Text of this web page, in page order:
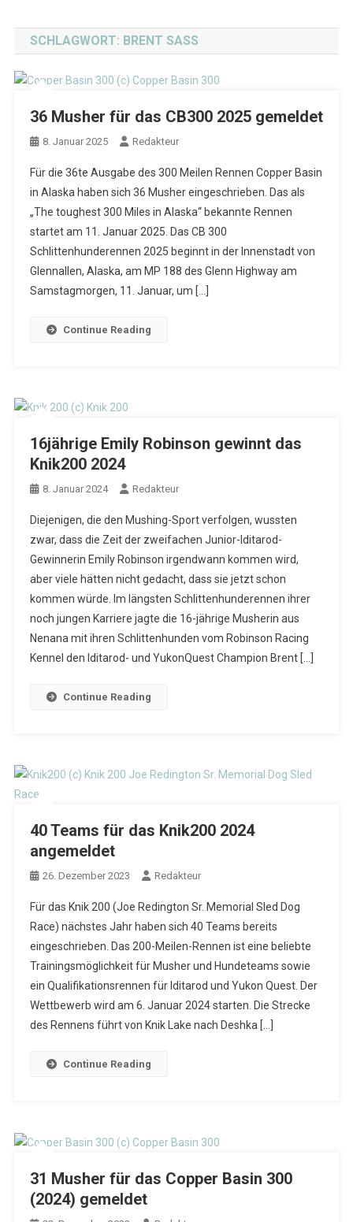
SCHLAGWORT: BRENT SASS
36 Musher für das CB300 2025 gemeldet
8. Januar 2025 Redakteur
Für die 36te Ausgabe des 300 Meilen Rennen Copper Basin
in Alaska haben sich 36 Musher eingeschrieben. Das als
„The toughest 300 Miles in Alaska“ bekannte Rennen
startet am 11. Januar 2025. Das CB 300
Schlittenhunderennen 2025 beginnt in der Innenstadt von
Glennallen, Alaska, am MP 188 des Glenn Highway am
Samstagmorgen, 11. Januar, um […]
Continue Reading
16jährige Emily Robinson gewinnt das
Knik200 2024
8. Januar 2024 Redakteur
Diejenigen, die den Mushing-Sport verfolgen, wussten
zwar, dass die Zeit der zweifachen Junior-Iditarod-
Gewinnerin Emily Robinson irgendwann kommen wird,
aber viele hätten nicht gedacht, dass sie jetzt schon
kommen würde. Im längsten Schlittenhunderennen ihrer
noch jungen Karriere jagte die 16-jährige Musherin aus
Nenana mit ihren Schlittenhunden vom Robinson Racing
Kennel den Iditarod- und YukonQuest Champion Brent […]
Continue Reading
40 Teams für das Knik200 2024
angemeldet
26. Dezember 2023 Redakteur
Für das Knik 200 (Joe Redington Sr. Memorial Sled Dog
Race) nächstes Jahr haben sich 40 Teams bereits
eingeschrieben. Das 200-Meilen-Rennen ist eine beliebte
Trainingsmöglichkeit für Musher und Hundeteams sowie
ein Qualifikationsrennen für Iditarod und Yukon Quest. Der
Wettbewerb wird am 6. Januar 2024 starten. Die Strecke
des Rennens führt von Knik Lake nach Deshka […]
Continue Reading
31 Musher für das Copper Basin 300
(2024) gemeldet